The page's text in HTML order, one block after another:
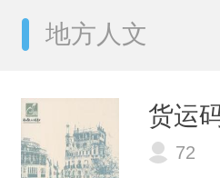
地方人文
货运
72